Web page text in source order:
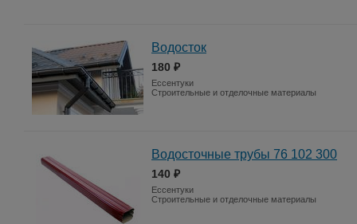
Водосток
180 ₽
Ессентуки
Строительные и отделочные материалы
Водосточные трубы 76 102 300
140 ₽
Ессентуки
Строительные и отделочные материалы